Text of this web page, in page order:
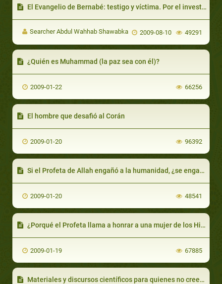
El Evangelio de Bernabé: testigo y víctima. Por el investigador Murad Abdul Wahab Shawabkah
Searcher Abdul Wahhab Shawabka 2009-08-10 49291
¿Quién es Muhammad (la paz sea con él)?
2009-01-22 66256
El hombre que desafió al Corán
2009-01-20 96392
Si el Profeta de Allah engañó a la humanidad, ¿se engañó a sí mismo durante toda su vida?
2009-01-20 48541
¿Porqué el Profeta llama a honrar a una mujer de los Hijos de Israel?
2009-01-19 67885
Materiales y discursos científicos para quienes no creen en Muhammad,